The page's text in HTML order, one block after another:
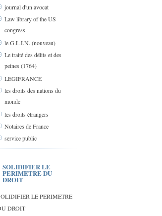
journal d'un avocat
Law library of the US
congress
le G.L.I.N. (nouveau)
Le traité des délits et des
peines (1764)
LEGIFRANCE
les droits des nations du
monde
les droits étrangers
Notaires de France
service public
SOLIDIFIER LE
PERIMETRE DU
DROIT
LE PERIMETRE
DROIT